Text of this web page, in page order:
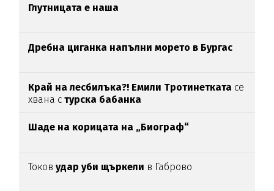
Глутницата е наша
Дребна циганка напълни морето в Бургас
Край на лесбилъка?! Емили Тротинетката се
хвана с турска бабанка
Шаде на корицата на „Биограф“
Токовудар уби щъркели в Габрово